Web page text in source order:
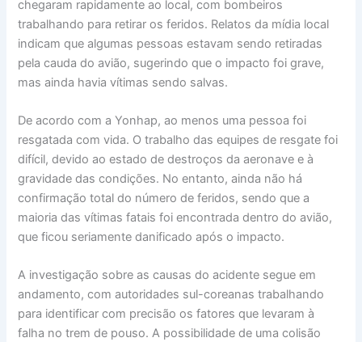
chegaram rapidamente ao local, com bombeiros
trabalhando para retirar os feridos. Relatos da mídia local
indicam que algumas pessoas estavam sendo retiradas
pela cauda do avião, sugerindo que o impacto foi grave,
mas ainda havia vítimas sendo salvas.
De acordo com a Yonhap, ao menos uma pessoa foi
resgatada com vida. O trabalho das equipes de resgate foi
difícil, devido ao estado de destroços da aeronave e à
gravidade das condições. No entanto, ainda não há
confirmação total do número de feridos, sendo que a
maioria das vítimas fatais foi encontrada dentro do avião,
que ficou seriamente danificado após o impacto.
A investigação sobre as causas do acidente segue em
andamento, com autoridades sul-coreanas trabalhando
para identificar com precisão os fatores que levaram à
falha no trem de pouso. A possibilidade de uma colisão